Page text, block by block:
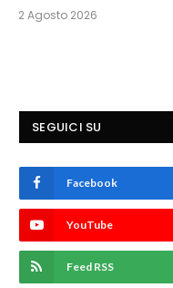
2 Agosto 2026
SEGUICI SU
Facebook
YouTube
Feed RSS